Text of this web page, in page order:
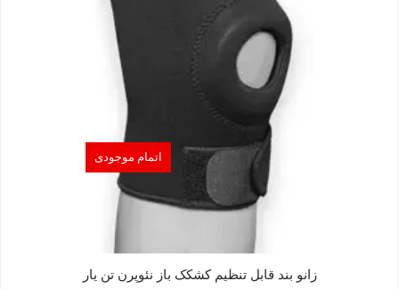
اتمام موجودی
زانو بند قابل تنظیم کشکک باز نئوپرن تن یار